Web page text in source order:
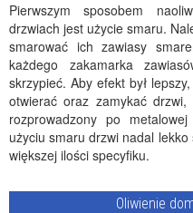
Pierwszym sposobem
drzwiach jest użycie smaru.
smarować ich zawiasy
każdego zakamarka
skrzypieć. Aby efekt był
otwierać oraz zamykać
rozprowadzony po
użyciu smaru drzwi nadal
większej ilości specyfiku.
Oliwienie